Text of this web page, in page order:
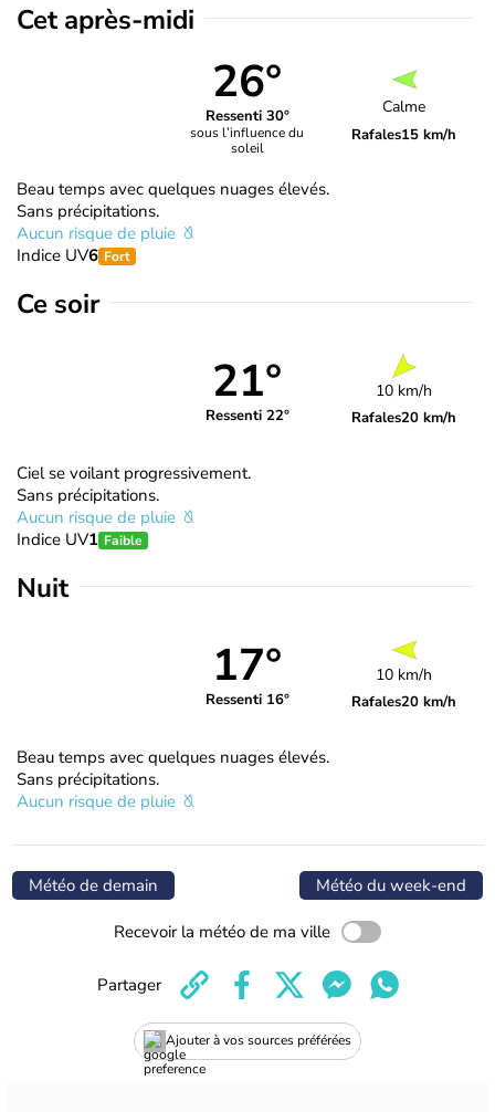
Cet après-midi
26°
Ressenti 30°
sous l’influence du
soleil
Calme
Rafales15 km/h
Beau temps avec quelques nuages élevés.
Sans précipitations.
Aucun risque de pluie
Indice UV6 Fort
Ce soir
21°
Ressenti 22°
10 km/h
Rafales20 km/h
Ciel se voilant progressivement.
Sans précipitations.
Aucun risque de pluie
Indice UV1 Faible
Nuit
17°
Ressenti 16°
10 km/h
Rafales20 km/h
Beau temps avec quelques nuages élevés.
Sans précipitations.
Aucun risque de pluie
Météo de demain Météo du week-end
Recevoir la météo de ma ville
Ajouter à vos sources préférées
Partager